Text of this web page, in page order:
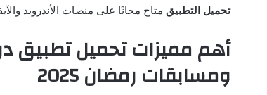
تحميل التطبيق متاح مجانًا على منصات الأندرويد
أهم مميزات تحميل تطبيق
ومسابقات رمضان 2025